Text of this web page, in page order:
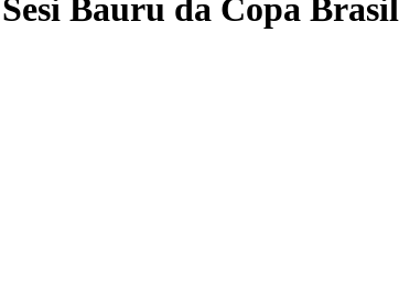
Bauru da Copa Brasil